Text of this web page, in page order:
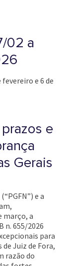
02 a
e 6 de
e
Gerais
e a
março, a
n. 655/2026
para
Juiz de Fora,
razão do